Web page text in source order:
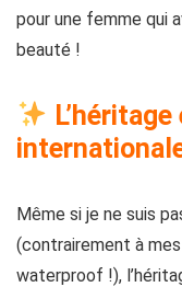
pour une femme qui
beauté !
Même si je ne suis
(contrairement à
waterproof !),